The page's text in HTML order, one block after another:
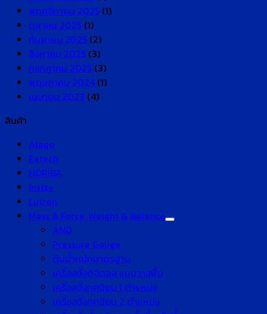
พฤศจิกายน 2025 (1)
ตุลาคม 2025 (1)
กันยายน 2025 (2)
สิงหาคม 2025 (3)
กรกฎาคม 2025 (3)
พฤษภาคม 2024 (1)
เมษายน 2023 (4)
สินค้า
Atago
Extech
HORIBA
Insize
Lutron
Mass & Force, Weight & Balance
AND
Pressure Gauge
ตุ้มน้ำหนักมาตรฐาน
เครื่องชั่งดิจิตอล แบบวางพื้น
เครื่องชั่งทศนิยม 1 ตำแหน่ง
เครื่องชั่งทศนิยม 2 ตำแหน่ง